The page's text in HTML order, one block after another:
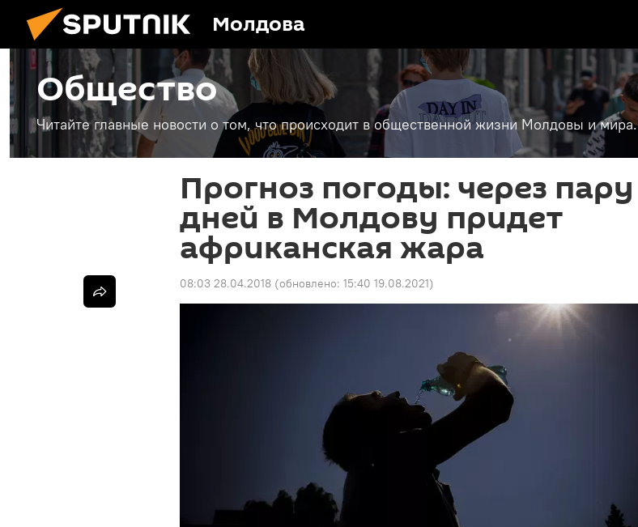
Молдова
Общество
Читайте главные новости о том, что происходит в общественной жизни Молдовы и мира.
Прогноз погоды: через пару
дней в Молдову придет
африканская жара
08:03 28.04.2018 (обновлено: 15:40 19.08.2021)